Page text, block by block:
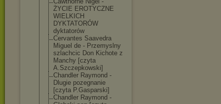
ŻYCIE EROTYCZNE
WIELKICH
DYKTATORÓW
dyktatorów
Cervantes Saavedra
Miguel de - Przemyslny
szlachcic Don Kichote z
Manchy [czyta
A.Szczepkowski]
Chandler Raymond -
Dlugie pozegnanie
[czyta P.Gasparski]
Chandler Raymond -